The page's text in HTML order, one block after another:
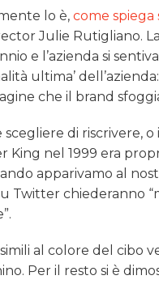
lo è,come spiega
Julie Rutigliano.
e l’azienda si
ultima’
che il brand
di riscrivere,
nel 1999 era
apparivamo al
Twitter chiederanno
al colore del cibo
Per il resto si è